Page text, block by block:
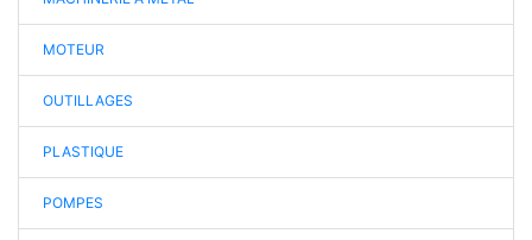
MOTEUR
OUTILLAGES
PLASTIQUE
POMPES